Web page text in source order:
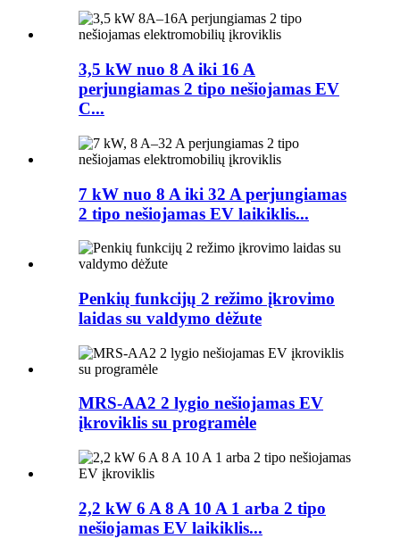
3,5 kW nuo 8 A iki 16 A
perjungiamas 2 tipo nešiojamas EV
C...
7 kW nuo 8 A iki 32 A perjungiamas
2 tipo nešiojamas EV laikiklis...
Penkių funkcijų 2 režimo įkrovimo
laidas su valdymo dėžute
MRS-AA2 2 lygio nešiojamas EV
įkroviklis su programėle
2,2 kW 6 A 8 A 10 A 1 arba 2 tipo
nešiojamas EV laikiklis...